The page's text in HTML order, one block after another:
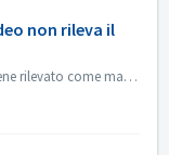
non rileva il
Se il tuo masterizzatore DVD (o Blu-ray) viene rilevato come masterizzatore CD, fai riferimento a questo articolo: https://nerosupport.freshdesk.com/en/supp...